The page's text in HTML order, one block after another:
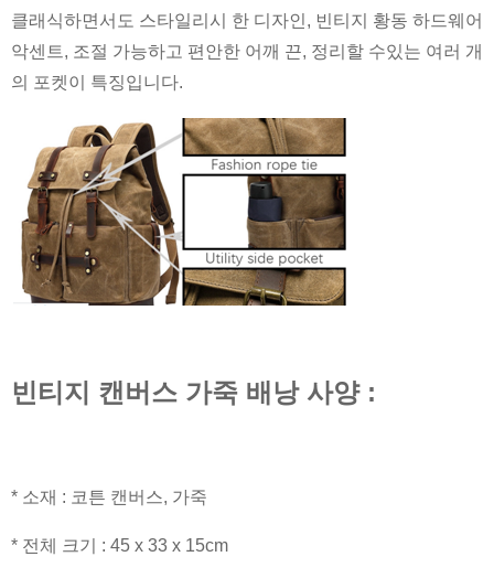
클래식하면서도 스타일리시 한 디자인, 빈티지 황동 하드웨어
악센트, 조절 가능하고 편안한 어깨 끈, 정리할 수있는 여러 개
의 포켓이 특징입니다.
빈티지 캔버스 가죽 배낭 사양 :
* 소재 : 코튼 캔버스, 가죽
* 전체 크기 : 45 x 33 x 15cm